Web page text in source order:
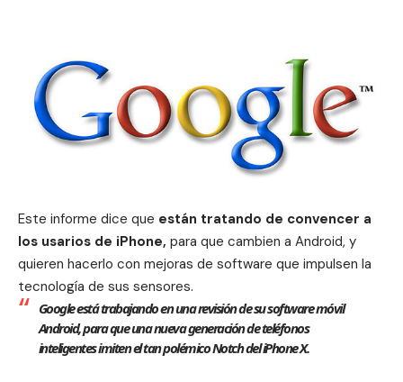
Este informe dice que están tratando de convencer a
los usarios de iPhone, para que cambien a Android, y
quieren hacerlo con mejoras de software que impulsen la
tecnología de sus sensores.
Google está trabajando en una revisión de su software móvil
Android, para que una nueva generación de teléfonos
inteligentes imiten el tan polémico Notch del iPhone X.